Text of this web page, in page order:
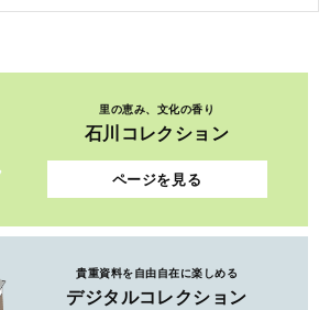
里の恵み、文化の香り
石川コレクション
ページを見る
貴重資料を自由自在に楽しめる
デジタルコレクション